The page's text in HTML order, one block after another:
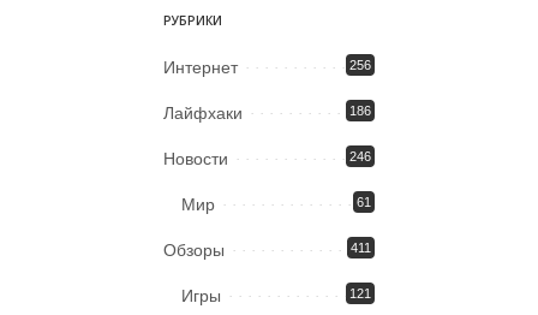
РУБРИКИ
Интернет 256
Лайфхаки 186
Новости 246
Мир 61
Обзоры 411
Игры 121